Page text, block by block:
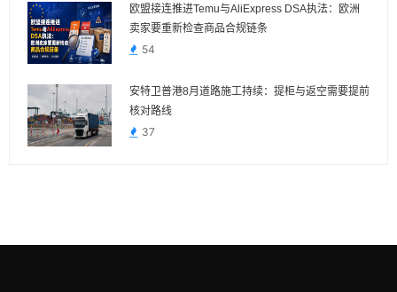
欧盟接连推进Temu与AliExpress DSA执法：欧洲
卖家要重新检查商品合规链条
54
安特卫普港8月道路施工持续：提柜与返空需要提前
核对路线
37